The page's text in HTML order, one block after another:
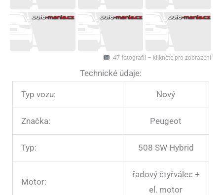
47 fotografií – klikněte pro zobrazení
Technické údaje:
Typ vozu: Nový
Značka: Peugeot
Typ: 508 SW Hybrid
Motor:
řadový čtyřválec +
el. motor